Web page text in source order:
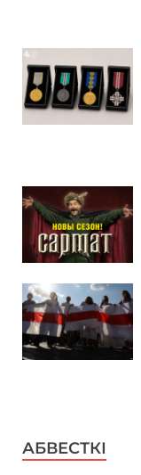
АБВЕСТКІ